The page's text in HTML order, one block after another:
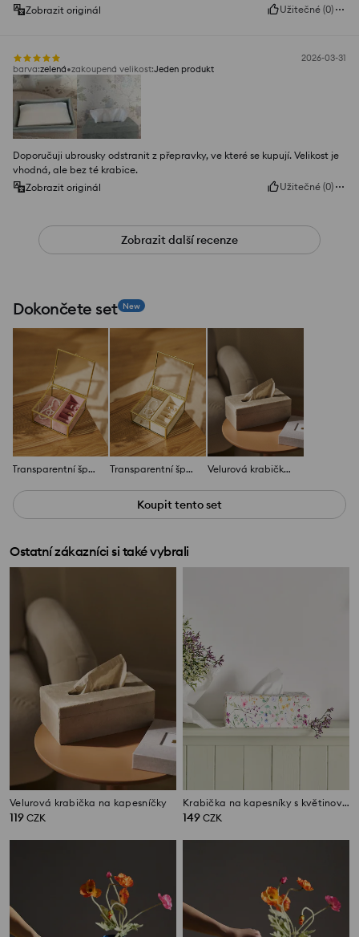
Zobrazit originál
Užitečné (0)
2026-03-31
barva:zelená zakoupená velikost:Jeden produkt
Doporučuji ubrousky odstranit z přepravky, ve které se kupují. Velikost je
vhodná, ale bez té krabice.
Zobrazit originál
Užitečné (0)
Zobrazit další recenze
Dokončete set New
Transparentní šperkovnice s přihrádkami Transparentní šperkovnice s přihrádkami Velurová krabička na kapesníčky
Koupit tento set
Ostatní zákazníci si také vybrali
Velurová krabička na kapesníčky
119 CZK
Krabička na kapesníky s květinovým motivem
149 CZK